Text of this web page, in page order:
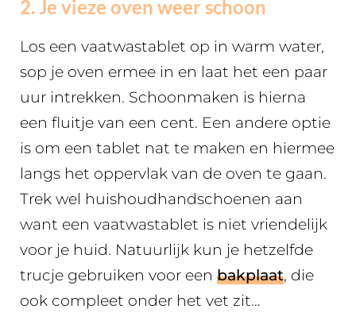
2.Je vieze oven weer schoon
Los een vaatwastablet op in warm water,
sop je oven ermee in en laat het een paar
uur intrekken. Schoonmaken is hierna
een fluitje van een cent. Een andere optie
is om een tablet nat te maken en hiermee
langs het oppervlak van de oven te gaan.
Trek wel huishoudhandschoenen aan
want een vaatwastablet is niet vriendelijk
voor je huid. Natuurlijk kun je hetzelfde
trucje gebruiken voor een bakplaat, die
ook compleet onder het vet zit…